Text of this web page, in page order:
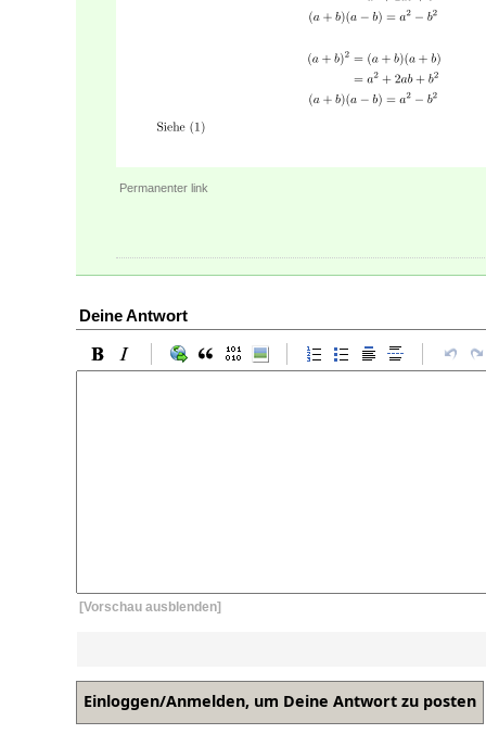
Permanenter link
Deine Antwort
[Vorschau ausblenden]